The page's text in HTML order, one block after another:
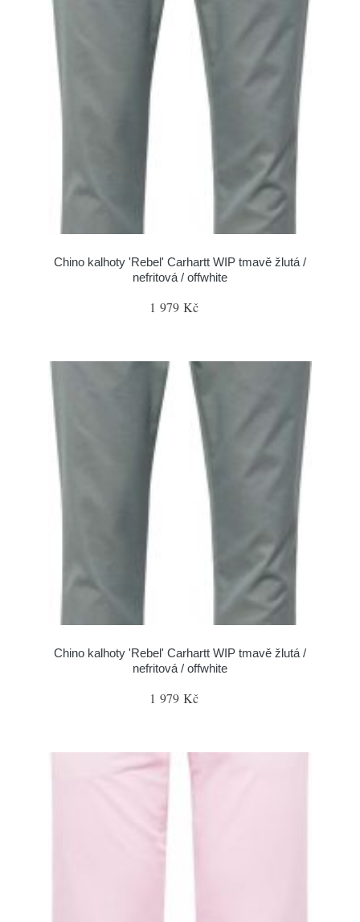
Chino kalhoty 'Rebel' Carhartt WIP tmavě žlutá /
nefritová / offwhite
1 979 Kč
Chino kalhoty 'Rebel' Carhartt WIP tmavě žlutá /
nefritová / offwhite
1 979 Kč